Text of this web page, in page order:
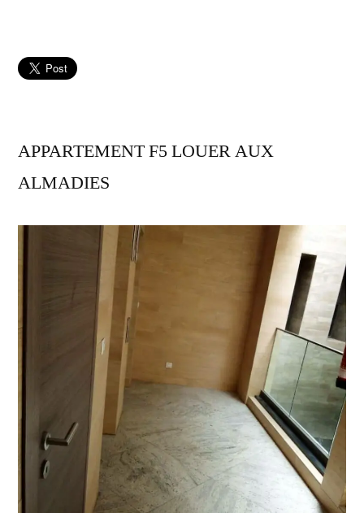
APPARTEMENT F5 LOUER AUX
ALMADIES